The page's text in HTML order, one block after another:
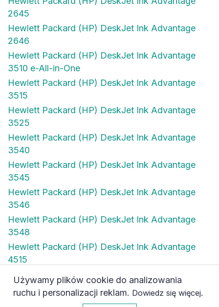
0
2645
Hewlett Packard (HP) DeskJet Ink Advantage
2646
Hewlett Packard (HP) DeskJet Ink Advantage
3510 e-All-in-One
Hewlett Packard (HP) DeskJet Ink Advantage
3515
Hewlett Packard (HP) DeskJet Ink Advantage
3525
Hewlett Packard (HP) DeskJet Ink Advantage
3540
Hewlett Packard (HP) DeskJet Ink Advantage
3545
Hewlett Packard (HP) DeskJet Ink Advantage
3546
Hewlett Packard (HP) DeskJet Ink Advantage
3548
Hewlett Packard (HP) DeskJet Ink Advantage
4515
Hewlett Packard (HP) DeskJet Ink Advantage
4615
Hewlett Packard (HP) DeskJet Ink Advantage
Używamy plików cookie do analizowania
ruchu i personalizacji reklam.Dowiedz się więcej.
Akceptuję